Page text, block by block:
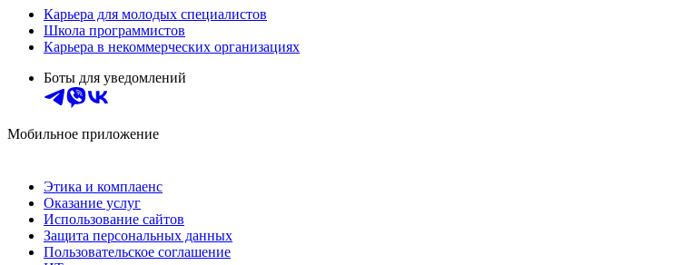
Карьера для молодых специалистов
Школа программистов
Карьера в некоммерческих организациях
Боты для уведомлений
Мобильное приложение
Этика и комплаенс
Оказание услуг
Использование сайтов
Защита персональных данных
Пользовательское соглашение